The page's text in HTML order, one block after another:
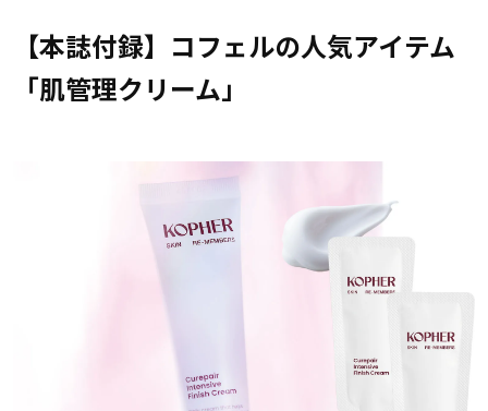
【本誌付録】コフェルの人気アイテム
「肌管理クリーム」